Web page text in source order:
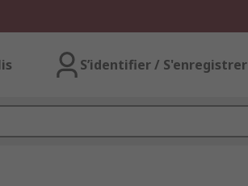
S’identifier / S'enregistrer